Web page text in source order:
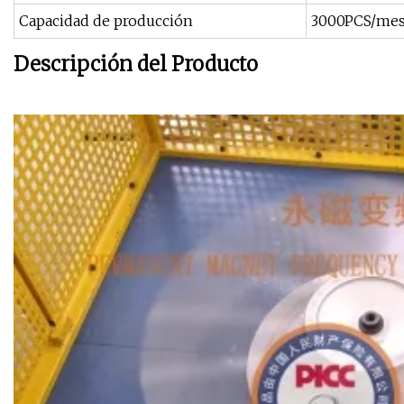
Capacidad de producción 3000PCS/
Descripción del Producto